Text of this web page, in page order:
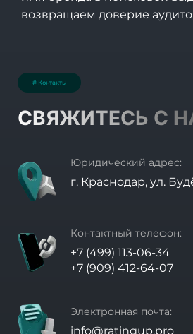
возвращаем доверие
# Контакты
СВЯЖИТЕСЬ С
Юридический адрес:
г. Краснодар, ул.
Контактный телефон:
+7 (499) 113-06-34
+7 (909) 412-64-07
Электронная почта:
info@ratingup.pro